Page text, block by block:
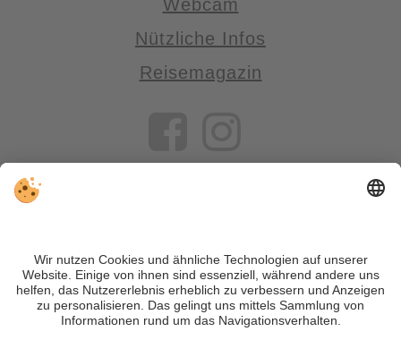
Webcam
Nützliche Infos
Reisemagazin
VIVOSüdtirol ist das Reiseportal für alle, die Südtirol nicht nur
besuchen, sondern wirklich erleben wollen – inklusive Tipps,
tollen Unterkünften und Angeboten.